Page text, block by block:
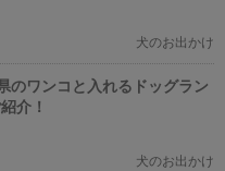
犬のお出かけ
のワンコと入れるドッグラン
介！
犬のお出かけ